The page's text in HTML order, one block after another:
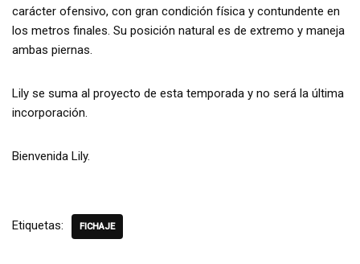
carácter ofensivo, con gran condición física y contundente en
los metros finales. Su posición natural es de extremo y maneja
ambas piernas.
Lily se suma al proyecto de esta temporada y no será la última
incorporación.
Bienvenida Lily.
Etiquetas: FICHAJE